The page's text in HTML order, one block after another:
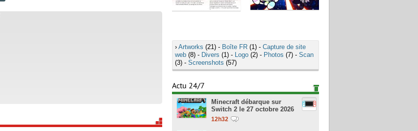
› Artworks (21) - Boîte FR (1) - Capture de site
web (8) - Divers (1) - Logo (2) - Photos (7) - Scan
(3) - Screenshots (57)
Actu 24/7
Minecraft débarque sur
Switch 2 le 27 octobre 2026
12h32